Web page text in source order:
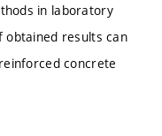
in laboratory
obtained results can
concrete